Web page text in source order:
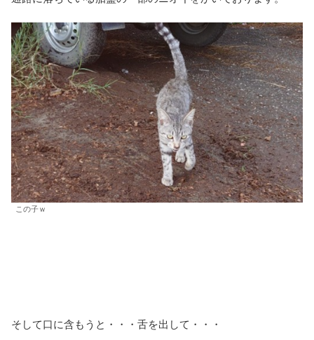
この子ｗ
そして口に含もうと・・・舌を出して・・・